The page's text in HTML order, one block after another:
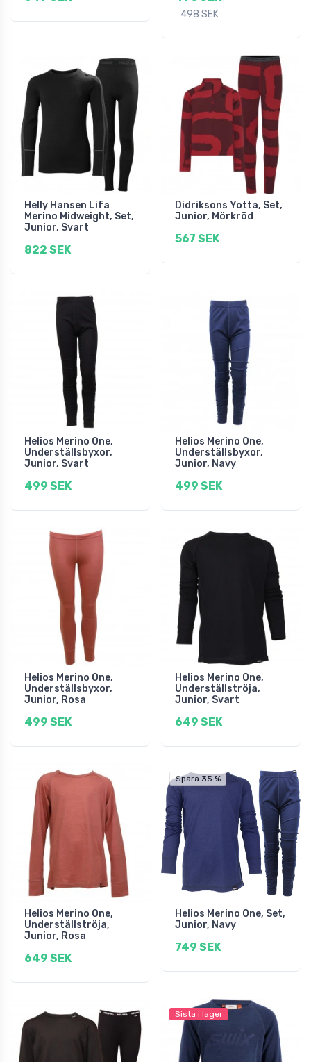
498 SEK
Helly Hansen Lifa
Merino Midweight, Set,
Junior, Svart
822 SEK
Didriksons Yotta, Set,
Junior, Mörkröd
567 SEK
Helios Merino One,
Underställsbyxor,
Junior, Svart
499 SEK
Helios Merino One,
Underställsbyxor,
Junior, Navy
499 SEK
Helios Merino One,
Underställsbyxor,
Junior, Rosa
499 SEK
Helios Merino One,
Underställströja,
Junior, Svart
649 SEK
Helios Merino One,
Underställströja,
Junior, Rosa
649 SEK
Spara 35 %
Helios Merino One, Set,
Junior, Navy
749 SEK
Sista i lager